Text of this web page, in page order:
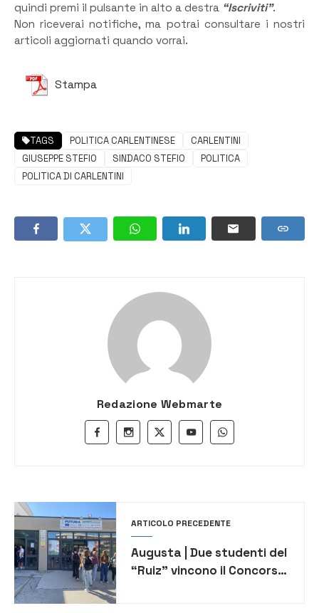
quindi premi il pulsante in alto a destra “Iscriviti”.
Non riceverai notifiche, ma potrai consultare i nostri
articoli aggiornati quando vorrai.
Stampa
TAGS POLITICA CARLENTINESE
CARLENTINI
GIUSEPPE STEFIO
SINDACO STEFIO
POLITICA
POLITICA DI CARLENTINI
Redazione Webmarte
ARTICOLO PRECEDENTE
Augusta | Due studenti del
“Ruiz” vincono il Concorso